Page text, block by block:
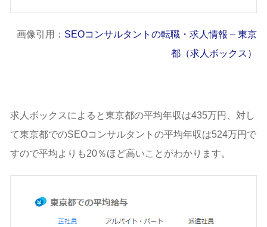
画像引用： SEOコンサルタントの転職・求人情報 – 東京
都（求人ボックス）
求人ボックスによると東京都の平均年収は435万円、対し
て東京都でのSEOコンサルタントの平均年収は524万円で
すので平均よりも20％ほど高いことがわかります。